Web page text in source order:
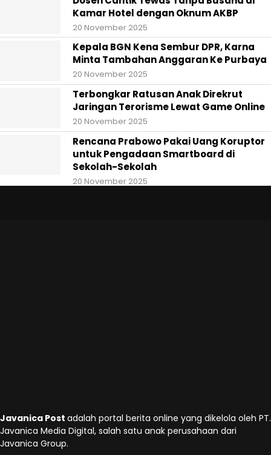
Kamar Hotel dengan Oknum AKBP
20 November 2025
Kepala BGN Kena Sembur DPR, Karna
Minta Tambahan Anggaran Ke Purbaya
20 November 2025
Terbongkar Ratusan Anak Direkrut
Jaringan Terorisme Lewat Game Online
20 November 2025
Rencana Prabowo Pakai Uang Koruptor
untuk Pengadaan Smartboard di
Sekolah-Sekolah
20 November 2025
Javanica Post adalah portal berita online yang dikelola oleh PT.
Javanica Media Digital, salah satu anak perusahaan dari
Javanica Group.